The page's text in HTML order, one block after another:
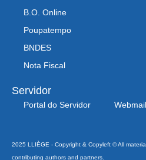
B.O. Online
Poupatempo
BNDES
Nota Fiscal
Servidor
Portal do Servidor Webmail
2025 LLIÈGE - Copyright & Copyleft © All
contributing authors and partners.